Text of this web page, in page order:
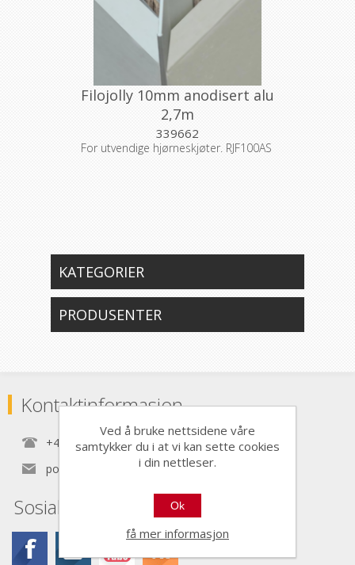
Filojolly 10mm anodisert alu
2,7m
339662
For utvendige hjørneskjøter. RJF100AS
KATEGORIER
PRODUSENTER
Kontaktinformasjon
+47 22 30 40 70
post@nordictools.no
Sosiale medier
Ved å bruke nettsidene våre
samtykker du i at vi kan sette cookies
i din nettleser.
Ok
få mer informasjon